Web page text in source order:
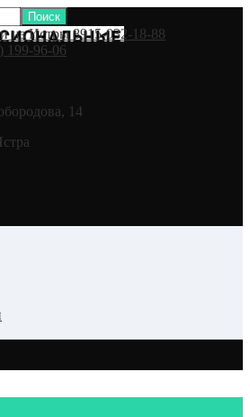
из Истры 8915-032-18-88
199-96-06
14